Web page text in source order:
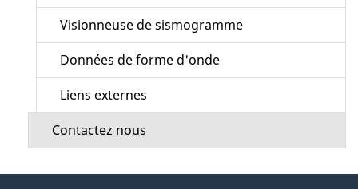
Visionneuse de sismogramme
Données de forme d'onde
Liens externes
Contactez nous